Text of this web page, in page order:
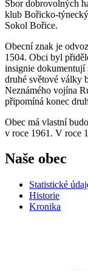
Sbor dobrovolných
klub Bořicko-
Sokol Bořice.
Obecní znak je
1504. Obci byl
insignie dokumentují
druhé světové války
Neznámého vojína
připomíná konec
Obec má vlastní
v roce 1961. V roce
Naše obec
Statistické
Historie
Kronika